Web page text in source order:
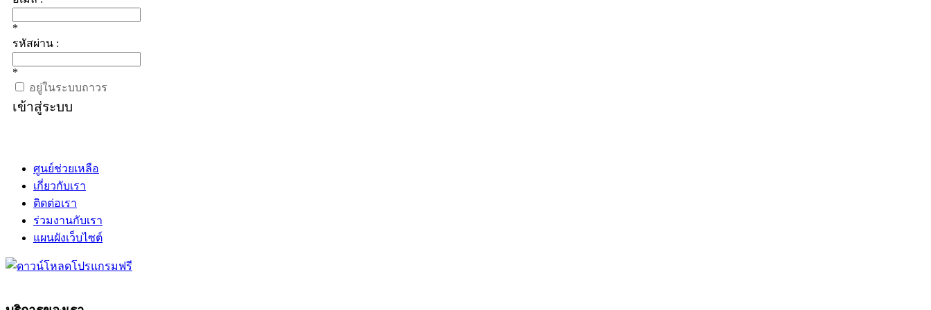
*
รหัสผ่าน :
*
อยู่ในระบบถาวร
เข้าสู่ระบบ
ศูนย์ช่วยเหลือ
เกี่ยวกับเรา
ติดต่อเรา
ร่วมงานกับเรา
แผนผังเว็บไซต์